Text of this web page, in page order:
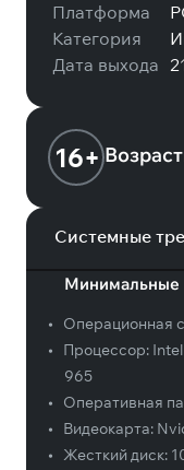
Платформа
Категория
Дата выхода
16+
Системные
Минимальные
• Операционная
•
Процессор:
965
•
Оперативная
•
Видеокарта:
•
Жесткий диск: